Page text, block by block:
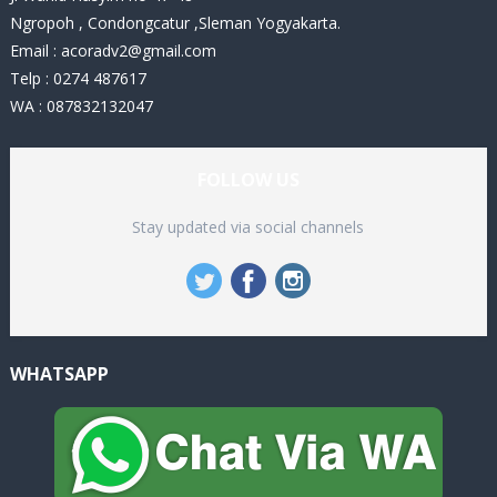
Ngropoh , Condongcatur ,Sleman Yogyakarta.
Email : acoradv2@gmail.com
Telp : 0274 487617
WA : 087832132047
Stay updated via social channels
WHATSAPP